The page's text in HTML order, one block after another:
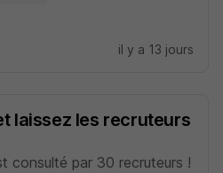
il y a 13 jours
laissez les recruteurs
consulté par 30 recruteurs !